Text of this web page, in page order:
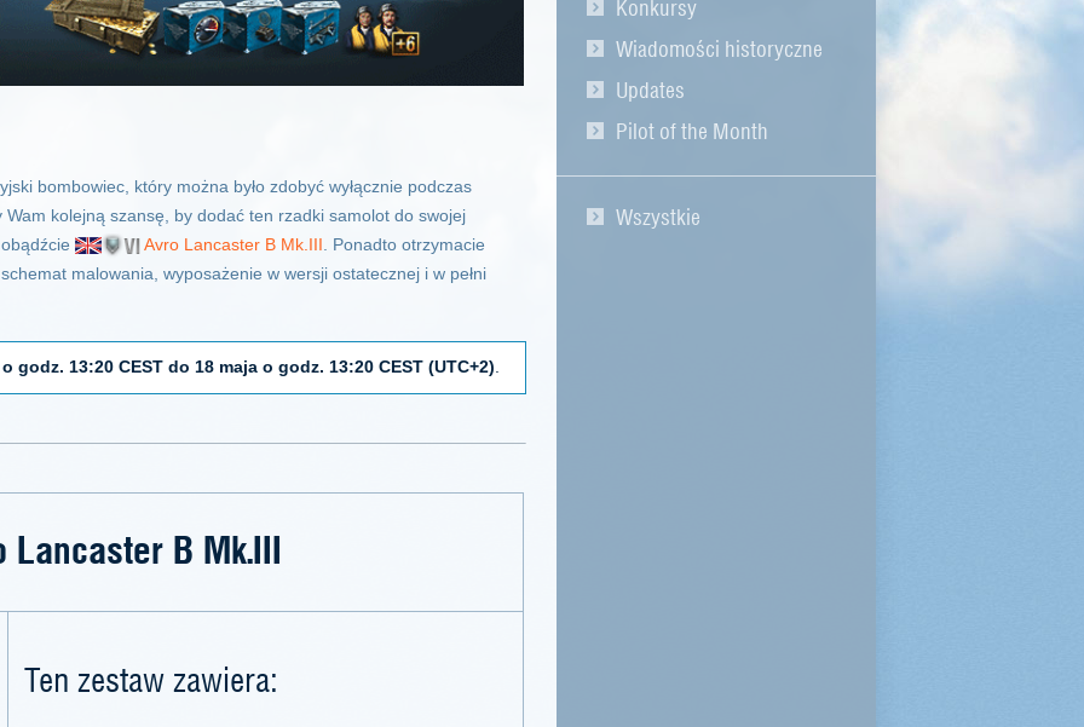
Konkursy
Wiadomości historyczne
Updates
Pilot of the Month
Wszystkie
bombowiec, który można było zdobyć wyłącznie podczas
kolejną szansę, by dodać ten rzadki samolot do swojej
Avro Lancaster B Mk.III . Ponadto otrzymacie
malowania, wyposażenie w wersji ostatecznej i w pełni
godz. 13:20 CEST do 18 maja o godz. 13:20 CEST (UTC+2).
Lancaster B Mk.III
Ten zestaw zawiera: